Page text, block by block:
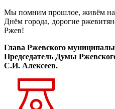
Мы помним прошлое, живём
Днём города, дорогие
Ржев!
Глава Ржевского
Председатель Думы
С.И. Алексеев.